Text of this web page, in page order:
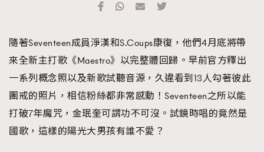
AFrenchMind
DressLikeAParisienne
EmpowerF
FashionWeek
FigaroAesthetic
#FigaroExhibition 群星力撐MF X Leung Mo《See
You In My Dream》展覽
隨著Seventeen成員淨漢和S.Coups康復，他們4月底將帶
來全新主打歌《Maestro》以完整體回歸。早前官方釋出
一系列概念照以及新歌試聽音源，久違看到13人勾著彼此
團戒的照片，相信粉絲都非常感動！Seventeen之所以能
打破7年魔咒，金珉奎可謂功不可沒。試鏡時唱的竟然是
國歌，這樣的陽光大男孩有誰不愛？